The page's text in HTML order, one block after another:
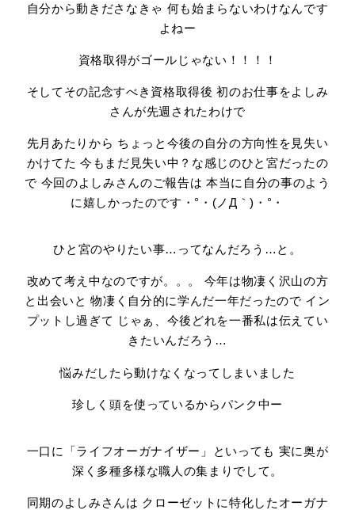
自分から動きださなきゃ 何も始まらないわけなんです
よねー
資格取得がゴールじゃない！！！！
そしてその記念すべき資格取得後 初のお仕事をよしみ
さんが先週されたわけで
先月あたりから ちょっと今後の自分の方向性を見失い
かけてた 今もまだ見失い中？な感じのひと宮だったの
で 今回のよしみさんのご報告は 本当に自分の事のよう
に嬉しかったのです・°・(ノД｀)・°・
ひと宮のやりたい事…ってなんだろう…と。
改めて考え中なのですが。。。 今年は物凄く沢山の方
と出会いと 物凄く自分的に学んだ一年だったので イン
プットし過ぎて じゃぁ、今後どれを一番私は伝えてい
きたいんだろう…
悩みだしたら動けなくなってしまいました
珍しく頭を使っているからパンク中ー
一口に「ライフオーガナイザー」といっても 実に奥が
深く多種多様な職人の集まりでして。
同期のよしみさんは クローゼットに特化したオーガナ